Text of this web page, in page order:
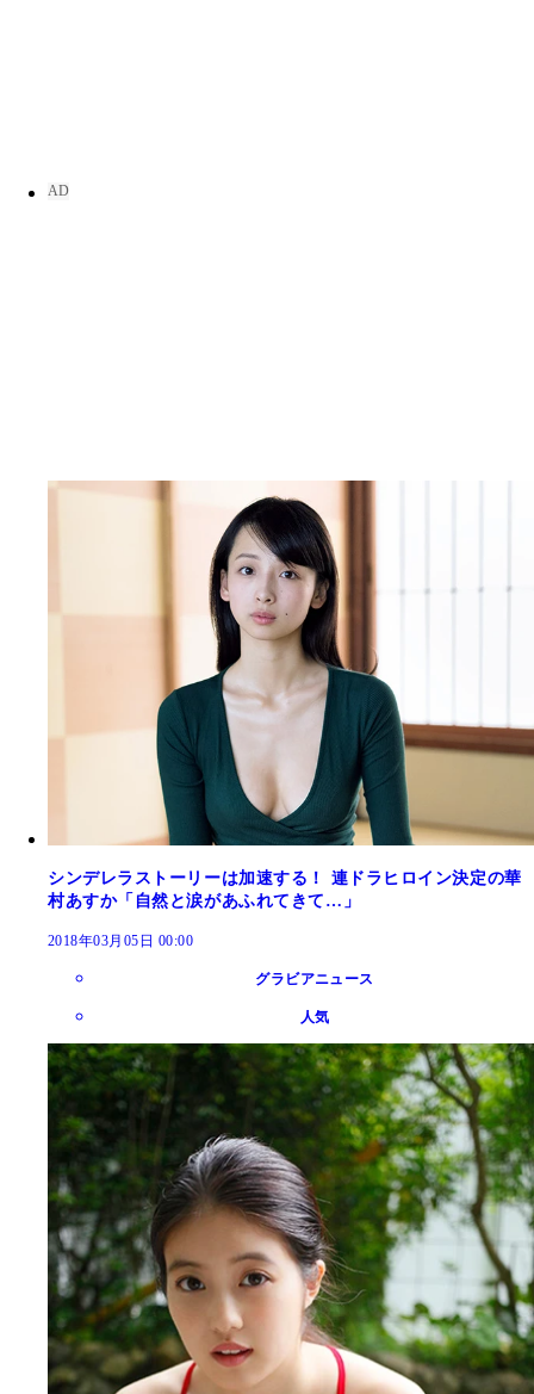
シンデレラストーリーは加速する！ 連ドラヒロイン決定の華
村あすか「自然と涙があふれてきて…」
2018年03月05日 00:00
グラビアニュース
人気